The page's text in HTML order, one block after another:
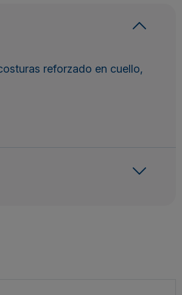
reforzado en cuello,